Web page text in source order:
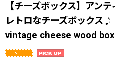
【チーズボックス】アン
レトロなチーズボックス
vintage cheese wood box